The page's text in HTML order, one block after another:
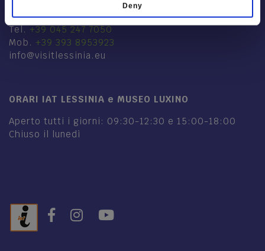
Deny
37021 Bosco Chiesanuova VR
Tel.+39 045 247 7050
Mob. +39 393 8953923
info@visitlessinia.eu
ORARI IAT LESSINIA e MUSEO LUXINO
Aperto tutti i giorni: 09:30-12:30 e 15:00-18:00
Chiuso il lunedì